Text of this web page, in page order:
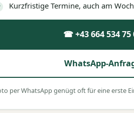
Kurzfristige Termine, auch am
☎ +43 664 534 75
WhatsApp-
per WhatsApp genügt oft für eine erste